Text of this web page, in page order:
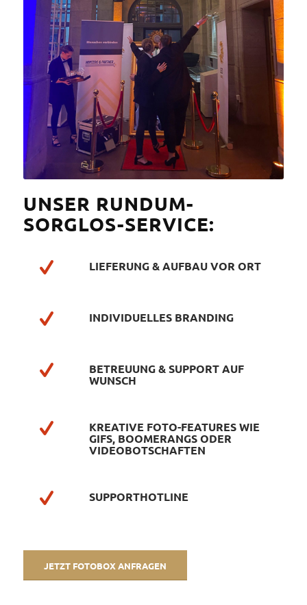
UNSER RUNDUM-
SORGLOS-SERVICE:
LIEFERUNG & AUFBAU VOR ORT
INDIVIDUELLES BRANDING
BETREUUNG & SUPPORT AUF
WUNSCH
KREATIVE FOTO-FEATURES WIE
GIFS, BOOMERANGS ODER
VIDEOBOTSCHAFTEN
SUPPORTHOTLINE
JETZT FOTOBOX ANFRAGEN